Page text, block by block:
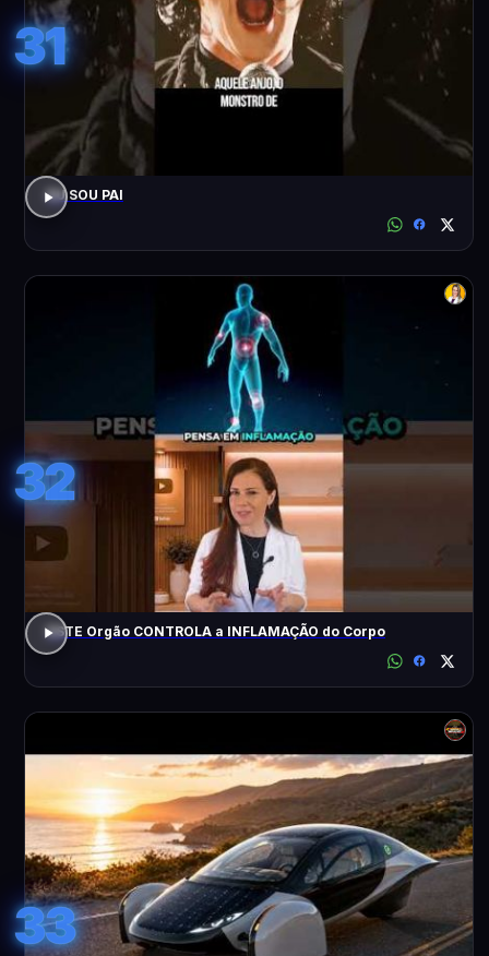
31
EU SOU PAI
32
ESTE Orgão CONTROLA a INFLAMAÇÃO do Corpo
33